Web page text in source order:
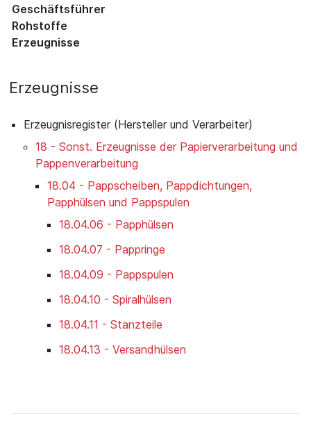
Geschäftsführer
Rohstoffe
Erzeugnisse
Erzeugnisse
Erzeugnisregister (Hersteller und Verarbeiter)
18 - Sonst. Erzeugnisse der Papierverarbeitung und
Pappenverarbeitung
18.04 - Pappscheiben, Pappdichtungen,
Papphülsen und Pappspulen
18.04.06 - Papphülsen
18.04.07 - Pappringe
18.04.09 - Pappspulen
18.04.10 - Spiralhülsen
18.04.11 - Stanzteile
18.04.13 - Versandhülsen